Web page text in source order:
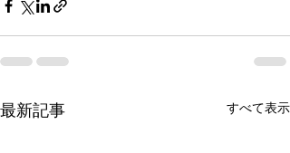
最新記事 すべて表示